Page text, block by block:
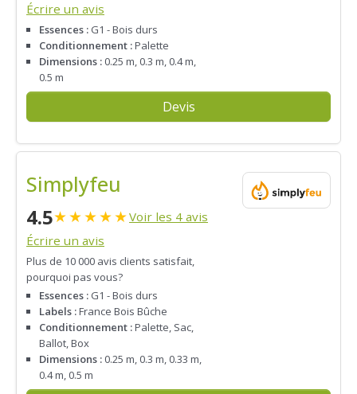
Écrire un avis
Essences : G1 - Bois durs
Conditionnement :Palette
Dimensions : 0.25 m, 0.3 m, 0.4 m,
0.5 m
Devis
Simplyfeu
4.5★★★★★Voir les 4 avis
Écrire un avis
Plus de 10 000 avis clients satisfait,
pourquoi pas vous?
Essences : G1 - Bois durs
Labels :France Bois Bûche
Conditionnement :Palette, Sac,
Ballot, Box
Dimensions : 0.25 m, 0.3 m, 0.33 m,
0.4 m, 0.5 m